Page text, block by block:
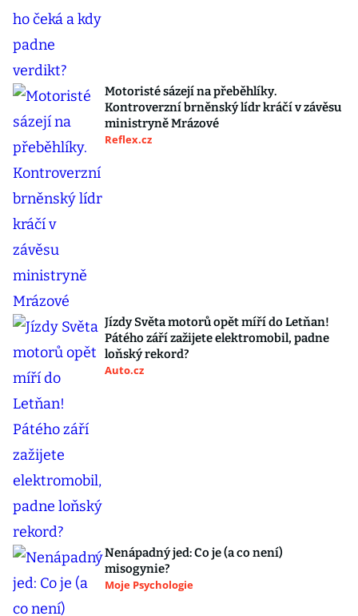
Motoristé sázejí na přeběhlíky.
Kontroverzní brněnský lídr kráčí v závěsu
ministryně Mrázové
Reflex.cz
Jízdy Světa motorů opět míří do Letňan!
Pátého září zažijete elektromobil, padne
loňský rekord?
Auto.cz
Nenápadný jed: Co je (a co není)
misogynie?
Moje Psychologie